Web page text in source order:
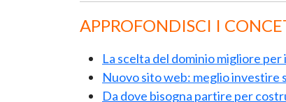
APPROFONDISCI I
La scelta del dominio migliore
Nuovo sito web: meglio investire
Da dove bisogna partire per